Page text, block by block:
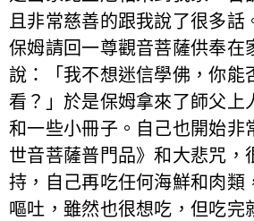
且非常慈善的跟我說了很多話
保姆請回一尊觀音菩薩供奉在
說：「我不想迷信學佛，你能
看？」於是保姆拿來了師父上
和一些小冊子。自己也開始非
世音菩薩普門品》和大悲咒，
持，自己再吃任何海鮮和肉類
嘔吐，雖然也很想吃，但吃完